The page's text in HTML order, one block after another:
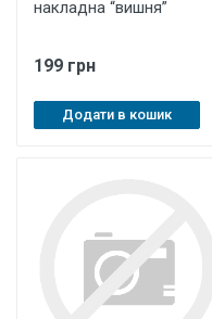
накладна “вишня”
199 грн
Додати в кошик